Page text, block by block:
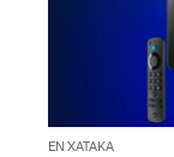
EN XATAKA